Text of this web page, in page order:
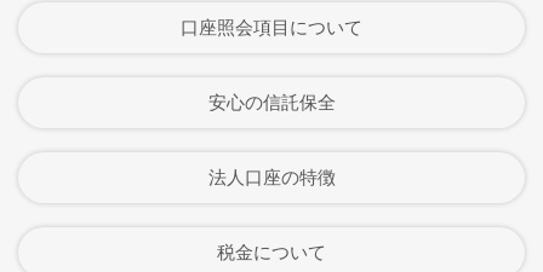
口座照会項目について
安心の信託保全
法人口座の特徴
税金について